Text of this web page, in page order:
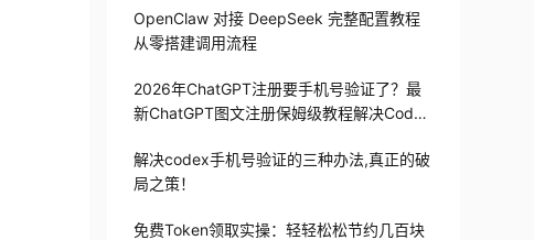
OpenClaw 对接 DeepSeek 完整配置教程
从零搭建调用流程
2026年ChatGPT注册要手机号验证了？最
新ChatGPT图文注册保姆级教程解决Codex
解决codex手机号验证的三种办法,真正的破
局之策！
免费Token领取实操：轻轻松松节约几百块